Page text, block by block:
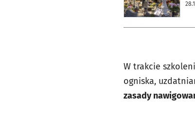
W trakcie
ogniska,
zasady